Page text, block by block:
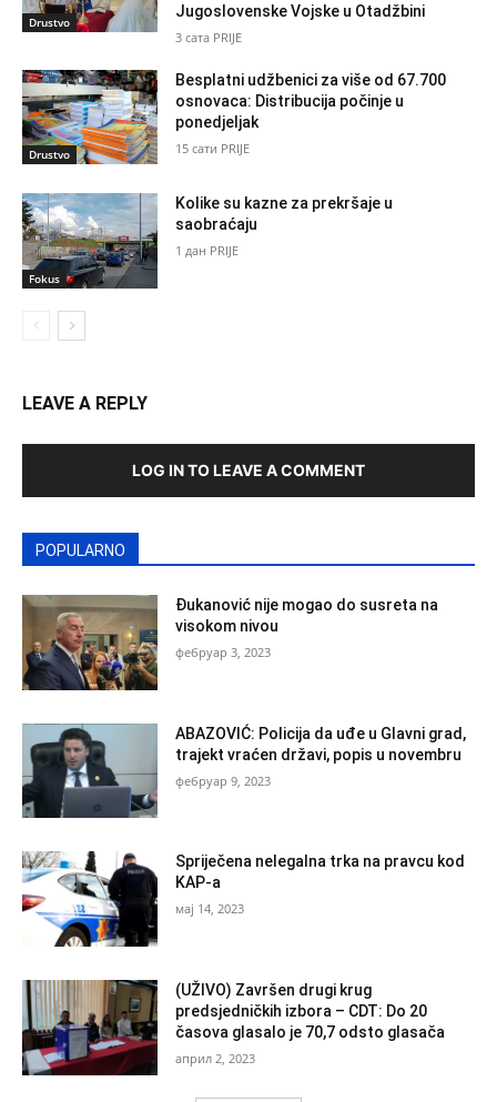
Drustvo
Jugoslovenske Vojske u Otadžbini
3 сата PRIJE
Drustvo
Besplatni udžbenici za više od 67.700
osnovaca: Distribucija počinje u
ponedjeljak
15 сати PRIJE
Fokus
Kolike su kazne za prekršaje u
saobraćaju
1 дан PRIJE
LEAVE A REPLY
LOG IN TO LEAVE A COMMENT
POPULARNO
Đukanović nije mogao do susreta na
visokom nivou
фебруар 3, 2023
ABAZOVIĆ: Policija da uđe u Glavni grad,
trajekt vraćen državi, popis u novembru
фебруар 9, 2023
Spriječena nelegalna trka na pravcu kod
KAP-a
мај 14, 2023
(UŽIVO) Završen drugi krug
predsjedničkih izbora – CDT: Do 20
časova glasalo je 70,7 odsto glasača
април 2, 2023